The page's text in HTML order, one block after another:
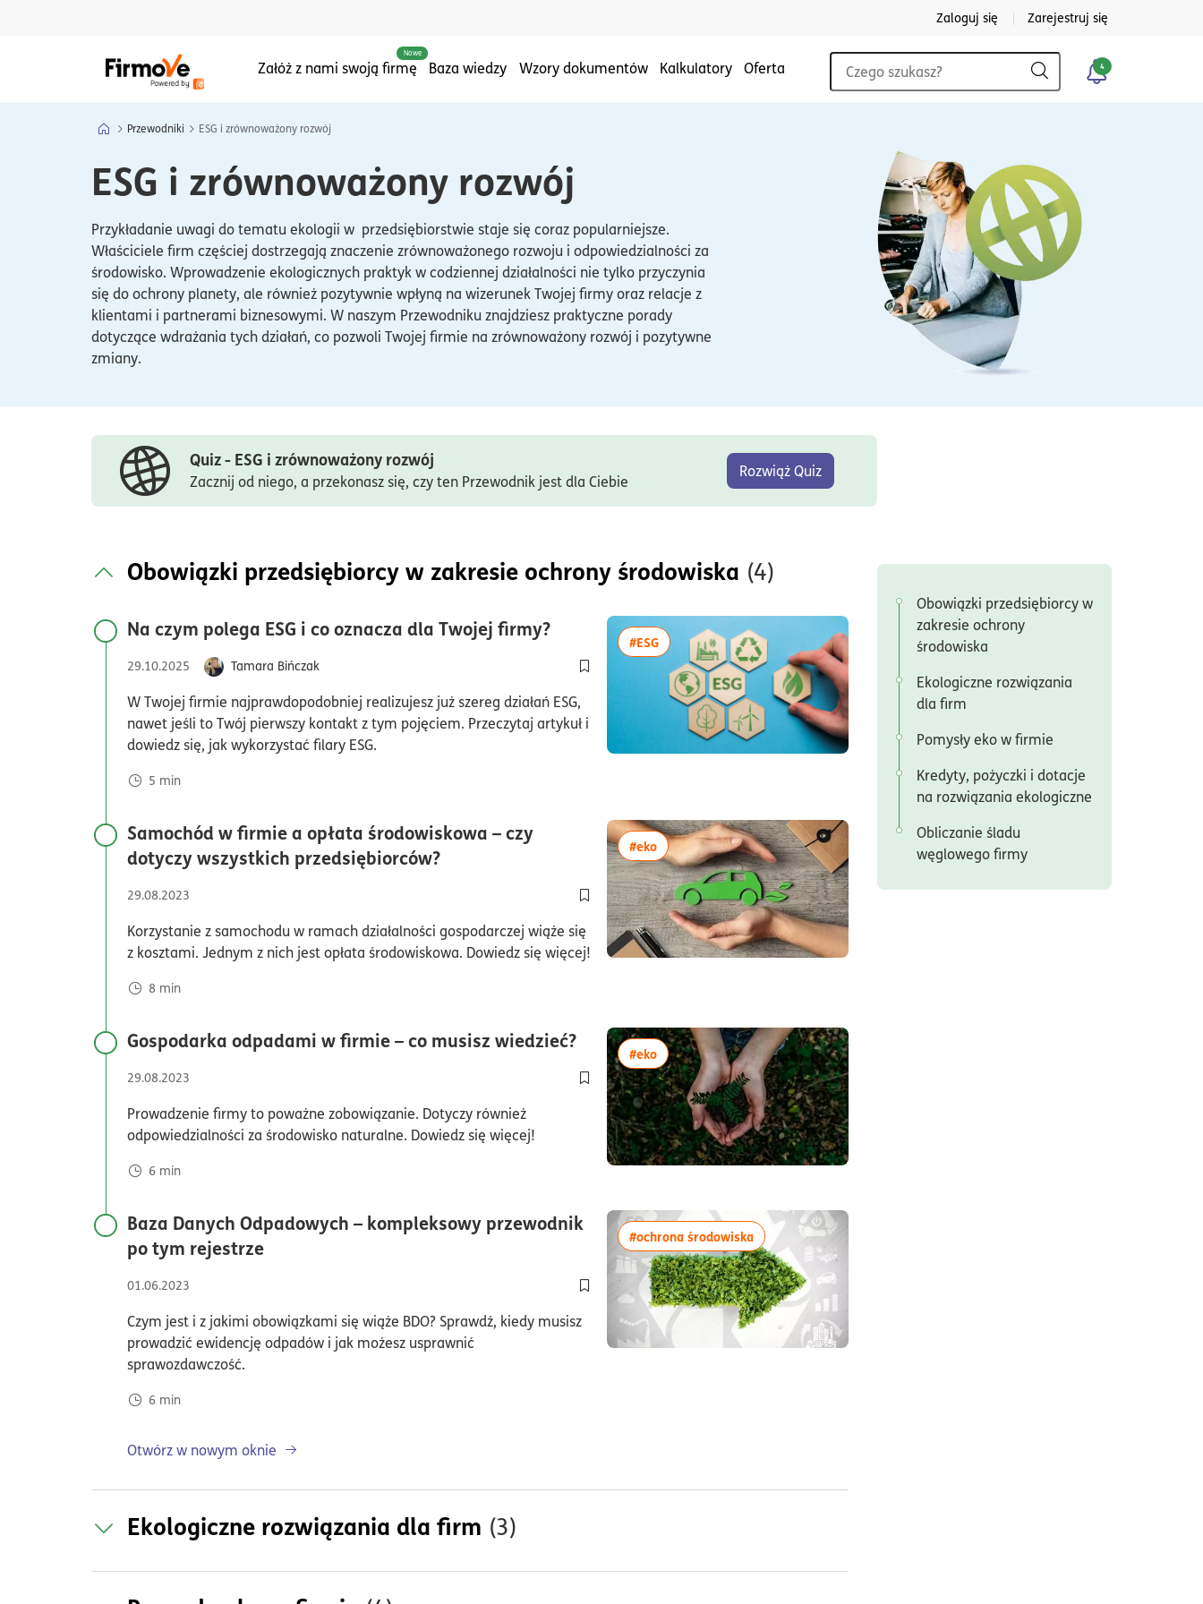
Zaloguj się Zarejestruj się
Menu główne serwisu
Załóż z nami swoją firmę
Nowe
Baza wiedzy Wzory dokumentów Kalkulatory Oferta
Wyszukiwarka
Szukaj
4
Przewodniki ESG i zrównoważony rozwój
ESG i zrównoważony rozwój
Przykładanie uwagi do tematu ekologii w przedsiębiorstwie staje się coraz popularniejsze.
Właściciele firm częściej dostrzegają znaczenie zrównoważonego rozwoju i odpowiedzialności za
środowisko. Wprowadzenie ekologicznych praktyk w codziennej działalności nie tylko przyczynia
się do ochrony planety, ale również pozytywnie wpłyną na wizerunek Twojej firmy oraz relacje z
klientami i partnerami biznesowymi. W naszym Przewodniku znajdziesz praktyczne porady
dotyczące wdrażania tych działań, co pozwoli Twojej firmie na zrównoważony rozwój i pozytywne
zmiany.
Quiz - ESG i zrównoważony rozwój
Zacznij od niego, a przekonasz się, czy ten Przewodnik jest dla Ciebie
Rozwiąż Quiz
Obowiązki przedsiębiorcy w zakresie ochrony środowiska (4)
Na czym polega ESG i co oznacza dla Twojej firmy?czas czytania5minuty
29.10.2025
Tamara Bińczak
Dodaj do półki/usuń z półki artykuł Na czym polega ESG i co oznacza dla Twojej firmy?
W Twojej firmie najprawdopodobniej realizujesz już szereg działań ESG,
nawet jeśli to Twój pierwszy kontakt z tym pojęciem. Przeczytaj artykuł i
dowiedz się, jak wykorzystać filary ESG.
5 min
#ESGwięcej artykułów z tagiem:#ESG
Samochód w firmie a opłata środowiskowa – czy
dotyczy wszystkich przedsiębiorców?czas czytania8minuty
29.08.2023
Dodaj do półki/usuń z półki artykuł Samochód w firmie a opłata środowiskowa – czy dotyczy wszystkich
Korzystanie z samochodu w ramach działalności gospodarczej wiąże się
z kosztami. Jednym z nich jest opłata środowiskowa. Dowiedz się więcej!
8 min
#ekowięcej artykułów z tagiem:#eko
Gospodarka odpadami w firmie – co musisz wiedzieć?czas czytania6minuty
29.08.2023
Dodaj do półki/usuń z półki artykuł Gospodarka odpadami w firmie – co musisz wiedzieć?
Prowadzenie firmy to poważne zobowiązanie. Dotyczy również
odpowiedzialności za środowisko naturalne. Dowiedz się więcej!
6 min
#ekowięcej artykułów z tagiem:#eko
Baza Danych Odpadowych – kompleksowy przewodnik
po tym rejestrzeczas czytania6minuty
01.06.2023
Dodaj do półki/usuń z półki artykuł Baza Danych Odpadowych – kompleksowy przewodnik po tym rejestrze
Czym jest i z jakimi obowiązkami się wiąże BDO? Sprawdź, kiedy musisz
prowadzić ewidencję odpadów i jak możesz usprawnić
sprawozdawczość.
6 min
#ochrona środowiskawięcej artykułów z tagiem:#ochrona środowiska
Otwórz w nowym oknie
Ekologiczne rozwiązania dla firm (3)
Obowiązki przedsiębiorcy w
zakresie ochrony
środowiska
Ekologiczne rozwiązania
dla firm
Pomysły eko w firmie
Kredyty, pożyczki i dotacje
na rozwiązania ekologiczne
Obliczanie śladu
węglowego firmy